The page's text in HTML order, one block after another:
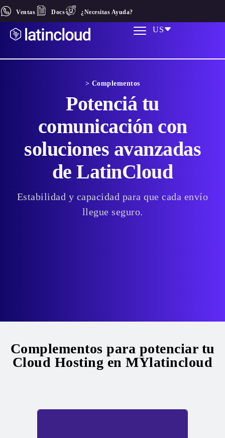
Ventas Docs ¿Necesitas Ayuda?
US
> Complementos
Potenciá tu
comunicación con
soluciones avanzadas
de LatinCloud
Estabilidad y capacidad para que cada envío
llegue seguro.
Complementos para potenciar tu
Cloud Hosting en MYlatincloud